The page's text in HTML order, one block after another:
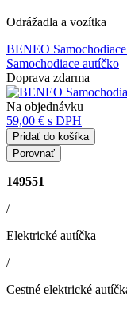
Odrážadla a vozítka
BENEO
Samochodiace autíčko
Doprava zdarma
Na objednávku
59,00 € s DPH
Pridať do košíka
Porovnať
149551
/
Elektrické autíčka
/
Cestné elektrické